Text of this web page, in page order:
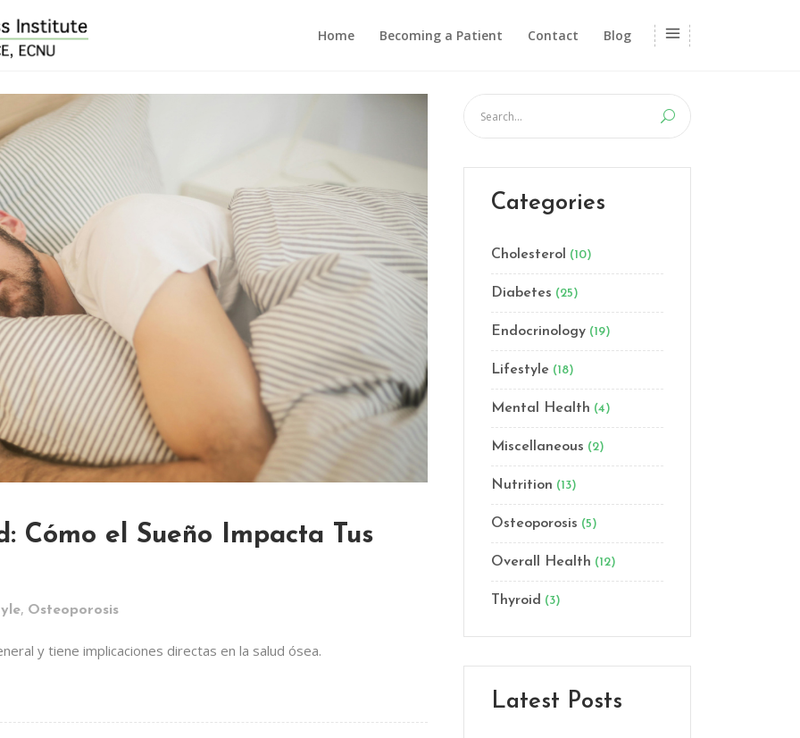
Home Becoming a Patient Contact Blog
Cómo el Sueño Impacta Tus
, Osteoporosis
y tiene implicaciones directas en la salud ósea.
Categories
Cholesterol (10)
Diabetes (25)
Endocrinology (19)
Lifestyle (18)
Mental Health (4)
Miscellaneous (2)
Nutrition (13)
Osteoporosis (5)
Overall Health (12)
Thyroid (3)
Latest Posts